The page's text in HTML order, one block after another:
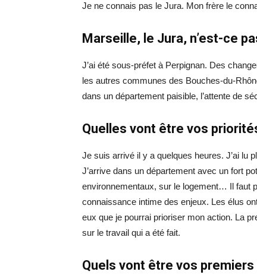
Je ne connais pas le Jura. Mon frère le
Marseille, le Jura, n’est-ce
J’ai été sous-préfet à Perpignan. Des
les autres communes des Bouches-du-
dans un département paisible, l’attente de
Quelles vont être vos
Je suis arrivé il y a quelques heures. J’ai lu
J’arrive dans un département avec un fort
environnementaux, sur le logement… Il faut
connaissance intime des enjeux. Les élus
eux que je pourrai prioriser mon action. La
sur le travail qui a été fait.
Quels vont être vos